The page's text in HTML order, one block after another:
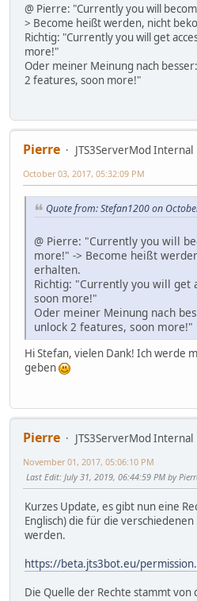
@ Pierre: "Currently you will
> Become heißt werden, nicht
Richtig: "Currently you will get
more!"
Oder meiner Meinung nach
2 features, soon more!"
Pierre
JTS3ServerMod Internal
October 03, 2017, 05:32:09 PM
Quote from: Stefan1200 on
@ Pierre: "Currently you will
more!" -> Become heißt
erhalten.
Richtig: "Currently you will get
soon more!"
Oder meiner Meinung nach
unlock 2 features, soon more!"
Hi Stefan, vielen Dank! Ich werde
geben
Pierre
JTS3ServerMod Internal
November 01, 2017, 05:06:10 PM
Last Edit: July 31, 2019, 06:44:59 PM by
Kurzes Update, es gibt nun eine
Englisch) die für die
werden.
https://beta.jts3bot.eu/
Die Quelle der Rechte stammt von